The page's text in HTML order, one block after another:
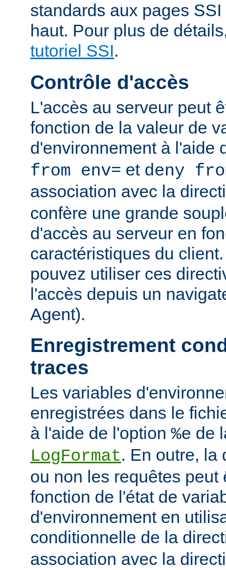
standards aux pages
haut. Pour plus de
tutoriel SSI.
Contrôle d'accès
L'accès au serveur peut
fonction de la valeur de
d'environnement à l'aide
from env= et deny
association avec la
confère une grande
d'accès au serveur en
caractéristiques du
pouvez utiliser ces
l'accès depuis un
Agent).
Enregistrement
traces
Les variables
enregistrées dans le
à l'aide de l'option %e de
LogFormat. En outre, la
ou non les requêtes peut
fonction de l'état de
d'environnement en
conditionnelle de la
association avec la